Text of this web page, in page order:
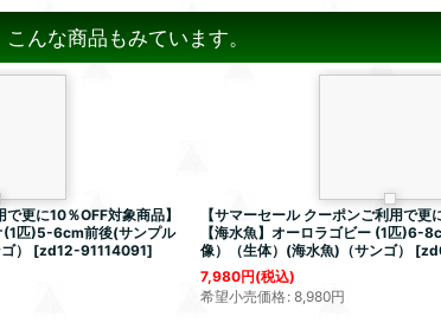
んな商品もみています。
更に10％OFF対象商品】
(1匹)5-6cm前後(サンプル
）
[zd12-91114091]
【サマーセール クーポンご利用で更
【海水魚】オーロラゴビー (1匹)6-
像）（生体）(海水魚)（サンゴ）
[
7,980円(税込)
希望小売価格: 8,980円